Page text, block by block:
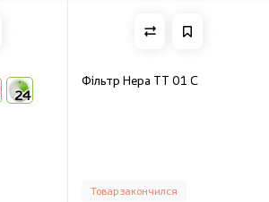
24
Фільтр Hepa TT 01 C
Товар закончился